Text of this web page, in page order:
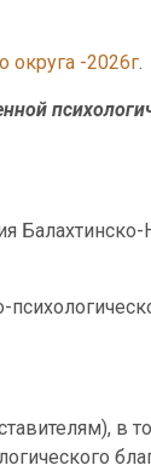
округа -2026г.
в